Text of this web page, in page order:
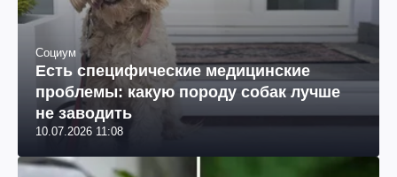
Социум
Есть специфические медицинские
проблемы: какую породу собак лучше
не заводить
10.07.2026 11:08